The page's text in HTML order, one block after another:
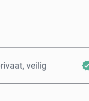
veilig